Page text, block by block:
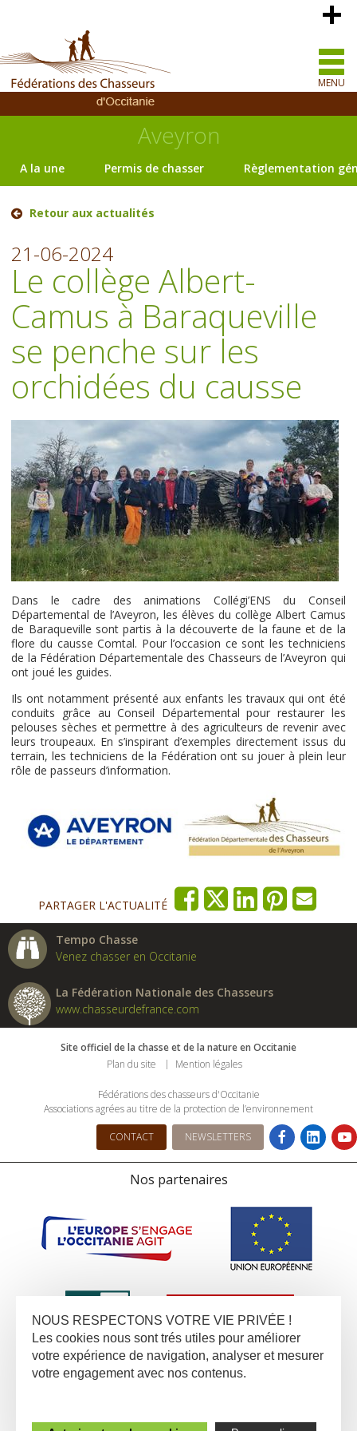
MENU
Aveyron
A la une Permis de chasser Règlementation
Retour aux actualités
21-06-2024
Le collège Albert-
Camus à Baraqueville
se penche sur les
orchidées du causse
Dans le cadre des animations Collégi’ENS du Conseil
Départemental de l’Aveyron, les élèves du collège Albert Camus
de Baraqueville sont partis à la découverte de la faune et de la
flore du causse Comtal. Pour l’occasion ce sont les techniciens
de la Fédération Départementale des Chasseurs de l’Aveyron qui
ont joué les guides.
Ils ont notamment présenté aux enfants les travaux qui ont été
conduits grâce au Conseil Départemental pour restaurer les
pelouses sèches et permettre à des agriculteurs de revenir avec
leurs troupeaux. En s’inspirant d’exemples directement issus du
terrain, les techniciens de la Fédération ont su jouer à plein leur
rôle de passeurs d’information.
PARTAGER L'ACTUALITÉ
Tempo Chasse
Venez chasser en Occitanie
La Fédération Nationale des Chasseurs
www.chasseurdefrance.com
Site officiel de la chasse et de la nature en Occitanie
Plan du site
Mention légales
Fédérations des chasseurs d'Occitanie
Associations agrées au titre de la protection de l’environnement
CONTACT NEWSLETTERS
Nos partenaires
NOUS RESPECTONS VOTRE VIE PRIVÉE !
Les cookies nous sont trés utiles pour améliorer
votre expérience de navigation, analyser et mesurer
votre engagement avec nos contenus.